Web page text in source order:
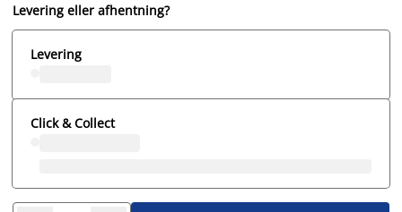
Levering eller afhentning?
Levering
Click & Collect